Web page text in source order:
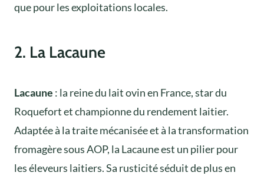
que pour les exploitations locales.
2. La Lacaune
Lacaune : la reine du lait ovin en France, star du
Roquefort et championne du rendement laitier.
Adaptée à la traite mécanisée et à la transformation
fromagère sous AOP, la Lacaune est un pilier pour
les éleveurs laitiers. Sa rusticité séduit de plus en